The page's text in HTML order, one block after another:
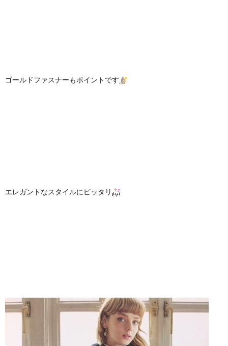
ゴールドファスナーもポイントです
エレガントなスタイルにピッタリ